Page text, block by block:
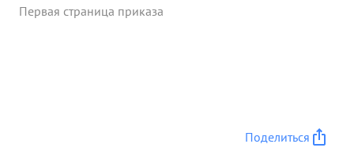
Первая страница приказа
Поделиться